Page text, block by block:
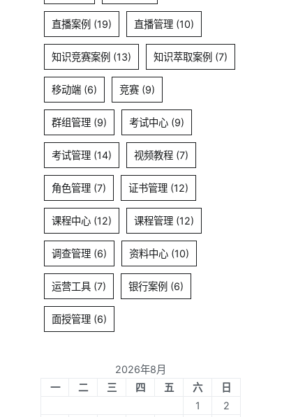
直播案例 (19) 直播管理 (10)
知识竞赛案例 (13) 知识萃取案例 (7)
移动端 (6) 竞赛 (9)
群组管理 (9) 考试中心 (9)
考试管理 (14) 视频教程 (7)
角色管理 (7) 证书管理 (12)
课程中心 (12) 课程管理 (12)
调查管理 (6) 资料中心 (10)
运营工具 (7) 银行案例 (6)
面授管理 (6)
2026年8月
一
二 三 四 五 六
日
1
2